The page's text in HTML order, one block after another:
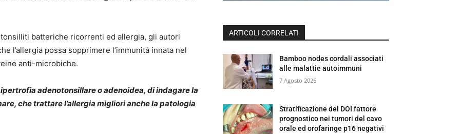
batteriche ricorrenti ed allergia, gli autori
l’allergia possa sopprimere l’immunità innata nel
anti-microbiche.
adenotonsillare o adenoidea, di indagare la
che trattare l’allergia migliori anche la patologia
ARTICOLI CORRELATI
Bamboo nodes cordali associati
alle malattie autoimmuni
7 Agosto 2026
Stratificazione del DOI fattore
prognostico nei tumori del cavo
orale ed orofaringe p16 negativi